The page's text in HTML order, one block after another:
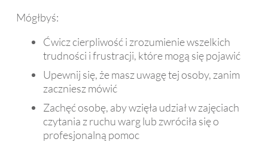
Mógłbyś:
Ćwicz cierpliwość i zrozumienie wszelkich
trudności i frustracji, które mogą się pojawić
Upewnij się, że masz uwagę tej osoby, zanim
zaczniesz mówić
Zachęć osobę, aby wzięła udział w zajęciach
czytania z ruchu warg lub zwróciła się o
profesjonalną pomoc